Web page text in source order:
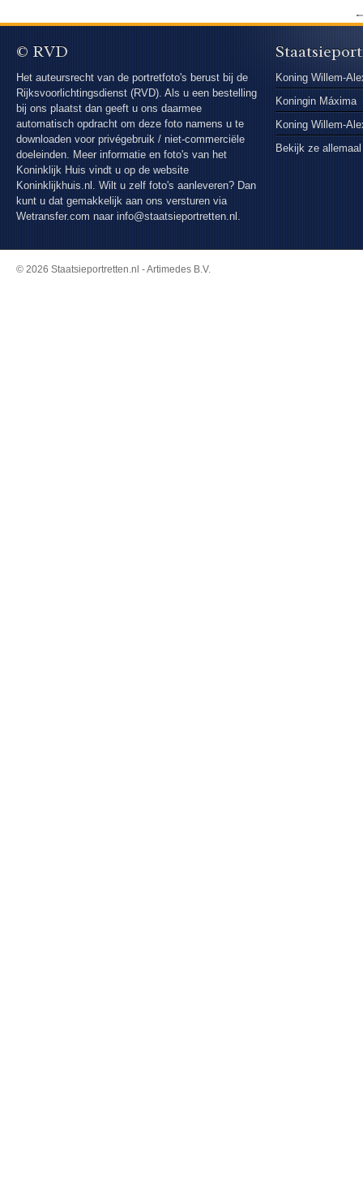
© RVD
Het auteursrecht van de portretfoto's berust bij de
Rijksvoorlichtingsdienst (RVD). Als u een bestelling
bij ons plaatst dan geeft u ons daarmee
automatisch opdracht om deze foto namens u te
downloaden voor privégebruik / niet-commerciële
doeleinden. Meer informatie en foto's van het
Koninklijk Huis vindt u op de website
Koninklijkhuis.nl. Wilt u zelf foto's aanleveren? Dan
kunt u dat gemakkelijk aan ons versturen via
Wetransfer.com naar info@staatsieportretten.nl.
Koning Willem-
Koningin Máxima
Koning Willem-
Bekijk ze allemaal
© 2026 Staatsieportretten.nl - Artimedes B.V.